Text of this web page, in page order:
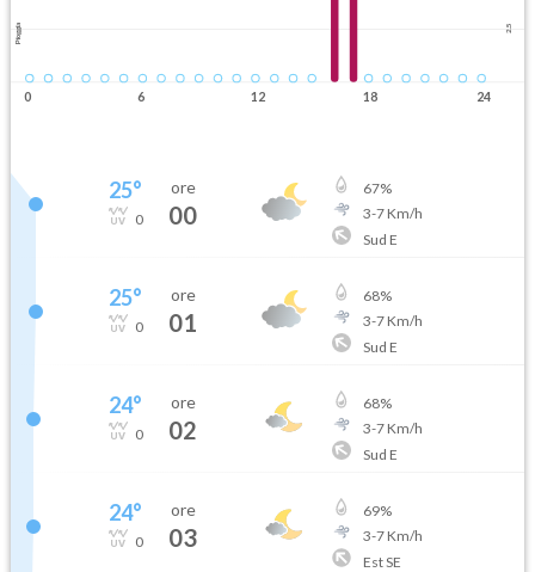
2.5
Pioggia
0 6 12 18 24
25°
0
ore
00
67%
3-7Km/h
Sud E
25°
0
ore
01
68%
3-7Km/h
Sud E
24°
0
ore
02
68%
3-7Km/h
Sud E
24°
0
ore
03
69%
3-7Km/h
Est SE